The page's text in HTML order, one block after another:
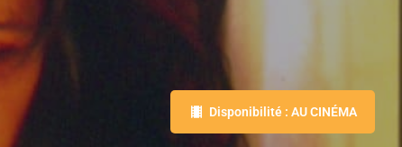
Disponibilité : AU CINÉMA